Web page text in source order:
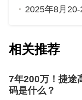
第5名：
相关推荐
7年200万！捷途
码是什么？